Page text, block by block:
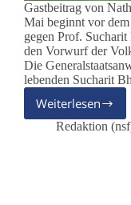
Gastbeitrag von
Mai beginnt vor
gegen Prof.
den Vorwurf der
Die
lebenden Sucharit
Weiterlesen
Solidarität
mit
Redaktion